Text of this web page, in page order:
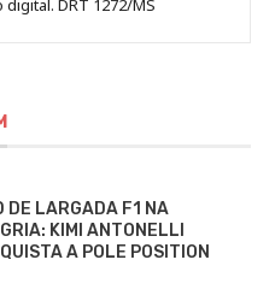
DRT 1272/MS
DE LARGADA F1 NA
KIMI ANTONELLI
A POLE POSITION